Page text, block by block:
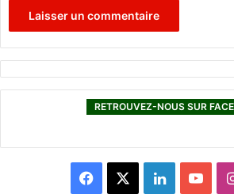
RETROUVEZ-NOUS SUR
L